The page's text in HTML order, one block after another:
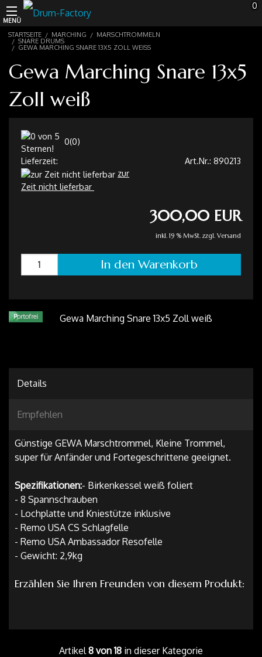
0
MENÜ
Schlagzeugwagen
Schalmeien
Marching
Percussion
Instrumente
STARTSEITE MARCHING MARSCHTROMMELN
SNARE DRUMS
GEWA MARCHING SNARE 13X5 ZOLL WEISS
Gewa Marching Snare 13x5
Zoll weiß
0(0)
Lieferzeit:
zur
Zeit nicht lieferbar
Art.Nr.: 890213
300,00 EUR
inkl. 19 % MwSt. zzgl. Versand
In den Warenkorb
Portofrei
Details
Empfehlen
Günstige GEWA Marschtrommel, Kleine Trommel,
super für Anfänder und Fortegeschrittene geeignet.
Spezifikationen:- Birkenkessel weiß foliert
- 8 Spannschrauben
- Lochplatte und Kniestütze inklusive
- Remo USA CS Schlagfelle
- Remo USA Ambassador Resofelle
- Gewicht: 2,9kg
Erzählen Sie Ihren Freunden von diesem Produkt:
Artikel 8 von 18 in dieser Kategorie